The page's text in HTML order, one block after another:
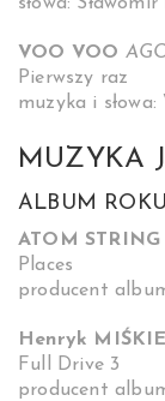
VOO VOO
Pierwszy raz
muzyka i
MUZYKA
ALBUM ROKU
ATOM STRING
Places
producent
Henryk
Full Drive 3
producent